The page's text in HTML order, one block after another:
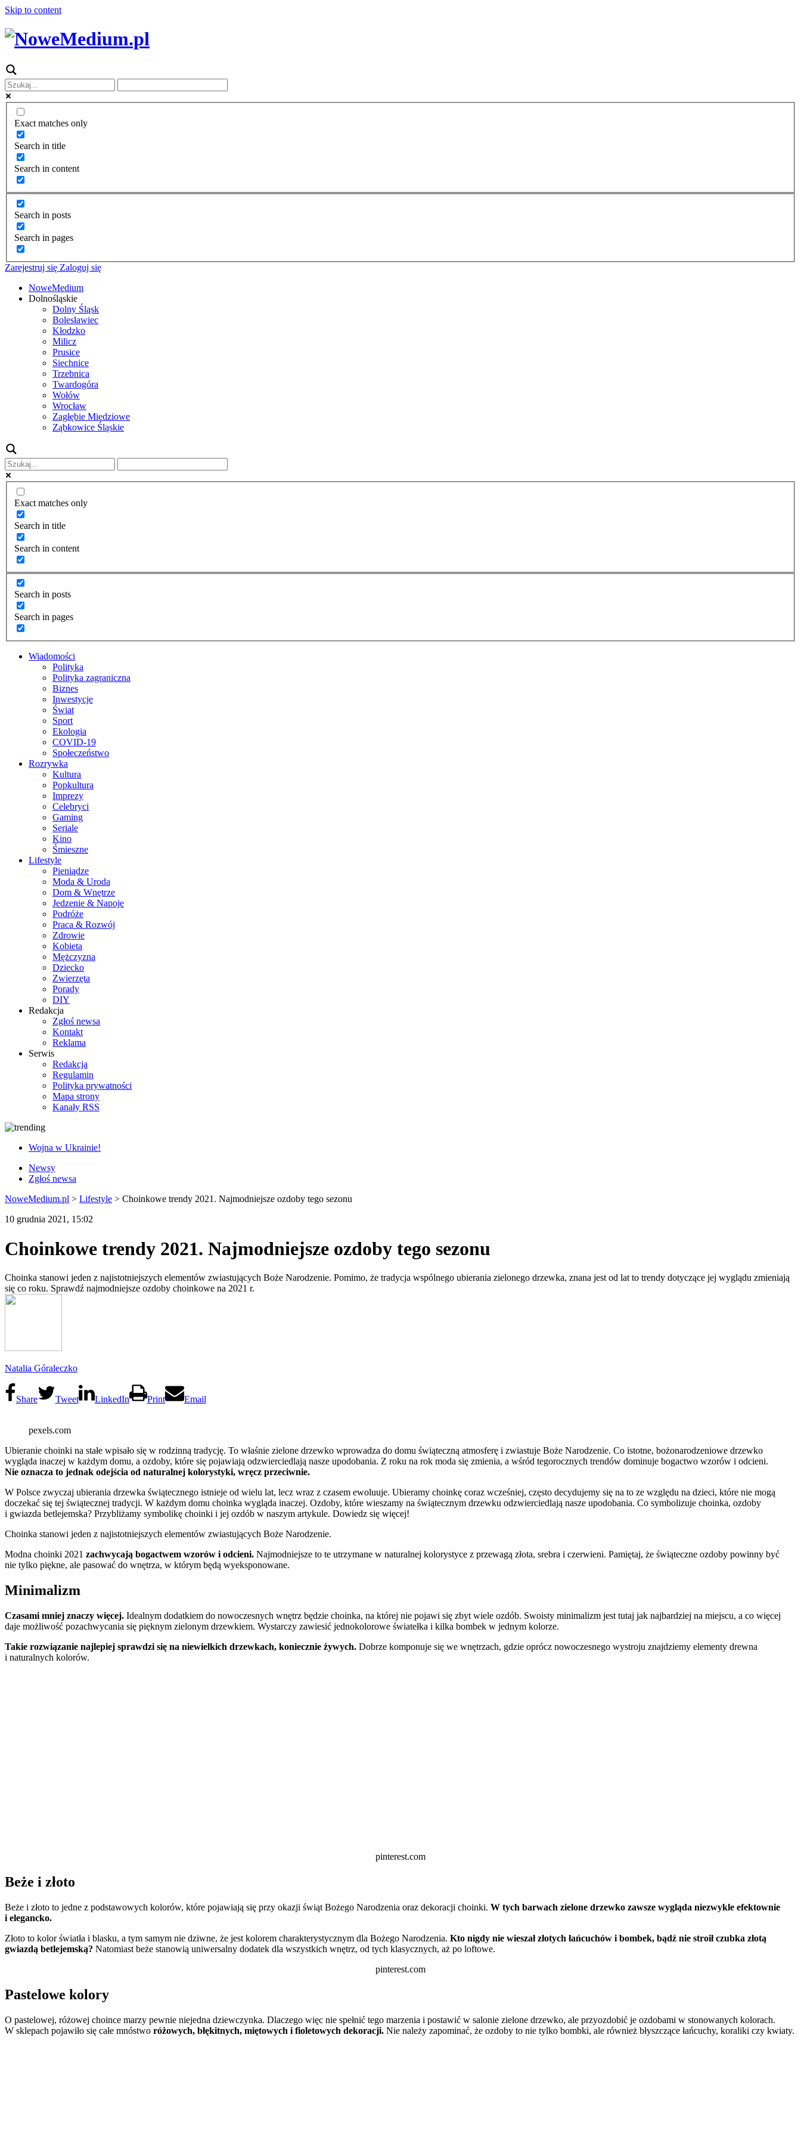
Skip to content
Exact matches only
Search in title
Search in content
Search in posts
Search in pages
Zarejestruj się Zaloguj się
NoweMedium
Dolnośląskie
Dolny Śląsk
Bolesławiec
Kłodzko
Milicz
Prusice
Siechnice
Trzebnica
Twardogóra
Wołów
Wrocław
Zagłębie Miedziowe
Ząbkowice Śląskie
Exact matches only
Search in title
Search in content
Search in posts
Search in pages
Wiadomości
Polityka
Polityka zagraniczna
Biznes
Inwestycje
Świat
Sport
Ekologia
COVID-19
Społeczeństwo
Rozrywka
Kultura
Popkultura
Imprezy
Celebryci
Gaming
Seriale
Kino
Śmieszne
Lifestyle
Pieniądze
Moda & Uroda
Dom & Wnętrze
Jedzenie & Napoje
Podróże
Praca & Rozwój
Zdrowie
Kobieta
Mężczyzna
Dziecko
Zwierzęta
Porady
DIY
Redakcja
Zgłoś newsa
Kontakt
Reklama
Serwis
Redakcja
Regulamin
Polityka prywatności
Mapa strony
Kanały RSS
Wojna w Ukrainie!
Newsy
Zgłoś newsa
NoweMedium.pl > Lifestyle > Choinkowe trendy 2021. Najmodniejsze ozdoby tego sezonu
10 grudnia 2021, 15:02
Choinkowe trendy 2021. Najmodniejsze ozdoby tego sezonu
Choinka stanowi jeden z najistotniejszych elementów zwiastujących Boże Narodzenie. Pomimo, że tradycja wspólnego ubierania zielonego drzewka, znana jest od lat to trendy dotyczące jej wyglądu zmieniają
się co roku. Sprawdź najmodniejsze ozdoby choinkowe na 2021 r.
Natalia Góraleczko
Share Tweet LinkedIn Print Email
pexels.com
Ubieranie choinki na stałe wpisało się w rodzinną tradycję. To właśnie zielone drzewko wprowadza do domu świąteczną atmosferę i zwiastuje Boże Narodzenie. Co istotne, bożonarodzeniowe drzewko
wygląda inaczej w każdym domu, a ozdoby, które się pojawiają odzwierciedlają nasze upodobania. Z roku na rok moda się zmienia, a wśród tegorocznych trendów dominuje bogactwo wzorów i odcieni.
Nie oznacza to jednak odejścia od naturalnej kolorystyki, wręcz przeciwnie.
W Polsce zwyczaj ubierania drzewka świątecznego istnieje od wielu lat, lecz wraz z czasem ewoluuje. Ubieramy choinkę coraz wcześniej, często decydujemy się na to ze względu na dzieci, które nie mogą
doczekać się tej świątecznej tradycji. W każdym domu choinka wygląda inaczej. Ozdoby, które wieszamy na świątecznym drzewku odzwierciedlają nasze upodobania. Co symbolizuje choinka, ozdoby
i gwiazda betlejemska? Przybliżamy symbolikę choinki i jej ozdób w naszym artykule. Dowiedz się więcej!
Choinka stanowi jeden z najistotniejszych elementów zwiastujących Boże Narodzenie.
Modna choinki 2021 zachwycają bogactwem wzorów i odcieni. Najmodniejsze to te utrzymane w naturalnej kolorystyce z przewagą złota, srebra i czerwieni. Pamiętaj, że świąteczne ozdoby powinny być
nie tylko piękne, ale pasować do wnętrza, w którym będą wyeksponowane.
Minimalizm
Czasami mniej znaczy więcej. Idealnym dodatkiem do nowoczesnych wnętrz będzie choinka, na której nie pojawi się zbyt wiele ozdób. Swoisty minimalizm jest tutaj jak najbardziej na miejscu, a co więcej
daje możliwość pozachwycania się pięknym zielonym drzewkiem. Wystarczy zawiesić jednokolorowe światełka i kilka bombek w jednym kolorze.
Takie rozwiązanie najlepiej sprawdzi się na niewielkich drzewkach, koniecznie żywych. Dobrze komponuje się we wnętrzach, gdzie oprócz nowoczesnego wystroju znajdziemy elementy drewna
i naturalnych kolorów.
pinterest.com
Beże i złoto
Beże i złoto to jedne z podstawowych kolorów, które pojawiają się przy okazji świąt Bożego Narodzenia oraz dekoracji choinki. W tych barwach zielone drzewko zawsze wygląda niezwykle efektownie
i elegancko.
Złoto to kolor światła i blasku, a tym samym nie dziwne, że jest kolorem charakterystycznym dla Bożego Narodzenia. Kto nigdy nie wieszał złotych łańcuchów i bombek, bądź nie stroił czubka złotą
gwiazdą betlejemską? Natomiast beże stanowią uniwersalny dodatek dla wszystkich wnętrz, od tych klasycznych, aż po loftowe.
pinterest.com
Pastelowe kolory
O pastelowej, różowej choince marzy pewnie niejedna dziewczynka. Dlaczego więc nie spełnić tego marzenia i postawić w salonie zielone drzewko, ale przyozdobić je ozdobami w stonowanych kolorach.
W sklepach pojawiło się całe mnóstwo różowych, błękitnych, miętowych i fioletowych dekoracji. Nie należy zapominać, że ozdoby to nie tylko bombki, ale również błyszczące łańcuchy, koraliki czy kwiaty.